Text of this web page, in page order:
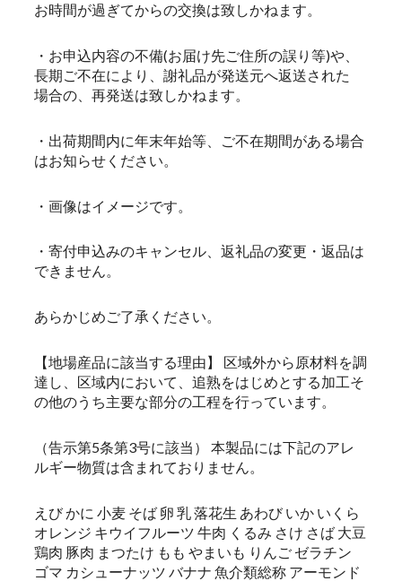
お時間が過ぎてからの交換は致しかねます。
・お申込内容の不備(お届け先ご住所の誤り等)や、
長期ご不在により、謝礼品が発送元へ返送された
場合の、再発送は致しかねます。
・出荷期間内に年末年始等、ご不在期間がある場合
はお知らせください。
・画像はイメージです。
・寄付申込みのキャンセル、返礼品の変更・返品は
できません。
あらかじめご了承ください。
【地場産品に該当する理由】 区域外から原材料を調
達し、区域内において、追熟をはじめとする加工そ
の他のうち主要な部分の工程を行っています。
（告示第5条第3号に該当） 本製品には下記のアレ
ルギー物質は含まれておりません。
えび かに 小麦 そば 卵 乳 落花生 あわび いか いくら
オレンジ キウイフルーツ 牛肉 くるみ さけ さば 大豆
鶏肉 豚肉 まつたけ もも やまいも りんご ゼラチン
ゴマ カシューナッツ バナナ 魚介類総称 アーモンド